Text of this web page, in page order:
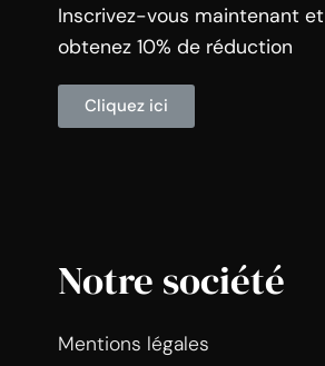
Inscrivez-vous maintenant et
obtenez 10% de réduction
Cliquez ici
Notre société
Mentions légales